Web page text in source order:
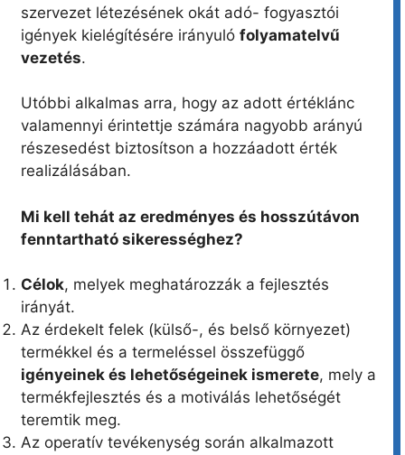
szervezet létezésének okát adó- fogyasztói
igények kielégítésére irányuló folyamatelvű
vezetés.
Utóbbi alkalmas arra, hogy az adott értéklánc
valamennyi érintettje számára nagyobb arányú
részesedést biztosítson a hozzáadott érték
realizálásában.
Mi kell tehát az eredményes és hosszútávon
fenntartható sikerességhez?
Célok, melyek meghatározzák a fejlesztés
irányát.
Az érdekelt felek (külső-, és belső környezet)
termékkel és a termeléssel összefüggő
igényeinek és lehetőségeinek ismerete, mely a
termékfejlesztés és a motiválás lehetőségét
teremtik meg.
Az operatív tevékenység során alkalmazott